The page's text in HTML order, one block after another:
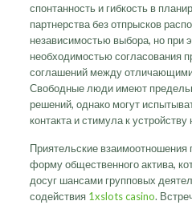
спонтанность и гибкость в
партнерства без отпрысков
независимостью выбора, но при
необходимостью согласования
соглашений между
Свободные люди имеют
решений, однако могут
контакта и стимула к
Приятельские
форму общественного актива,
досуг шансами групповых
содействия 1xslots casino.